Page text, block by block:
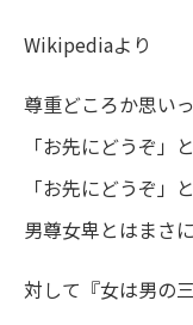
Wikipediaより
尊重どころか思い
「お先にどうぞ」
「お先にどうぞ」
男尊女卑とはまさ
対して『女は男の